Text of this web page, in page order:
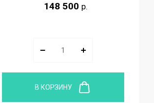
148 500 р.
В КОРЗИНУ